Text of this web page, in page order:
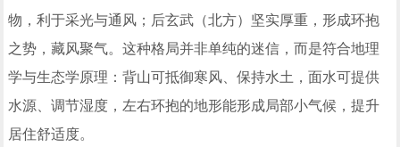
物，利于采光与通风；后玄武（北方）坚实厚重，形成环抱
之势，藏风聚气。这种格局并非单纯的迷信，而是符合地理
学与生态学原理：背山可抵御寒风、保持水土，面水可提供
水源、调节湿度，左右环抱的地形能形成局部小气候，提升
居住舒适度。